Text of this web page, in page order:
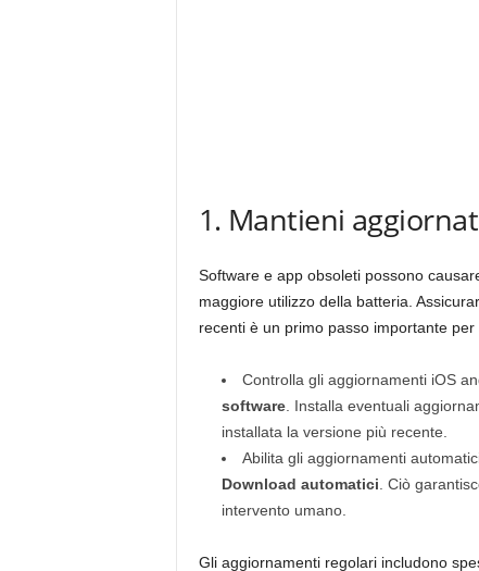
1. Mantieni
Software e app obsoleti possono
maggiore utilizzo della batteria.
recenti è un primo passo importante
Controlla gli aggiornamenti iOS
software. Installa eventuali
installata la versione più recente.
Abilita gli aggiornamenti
Download automatici . Ciò
intervento umano.
Gli aggiornamenti regolari includono